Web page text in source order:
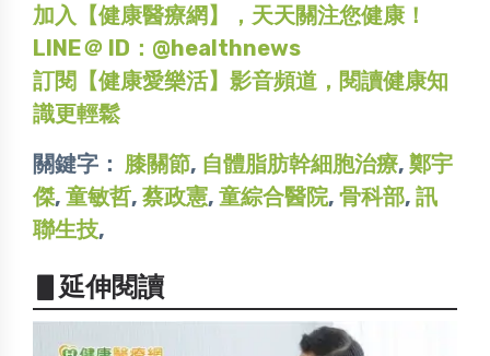
加入【健康醫療網】，天天關注您健康！
LINE＠ ID：@healthnews
訂閱【健康愛樂活】影音頻道，閱讀健康知
識更輕鬆
關鍵字： 膝關節, 自體脂肪幹細胞治療, 鄭宇
傑, 童敏哲, 蔡政憲, 童綜合醫院, 骨科部, 訊
聯生技,
▋延伸閱讀